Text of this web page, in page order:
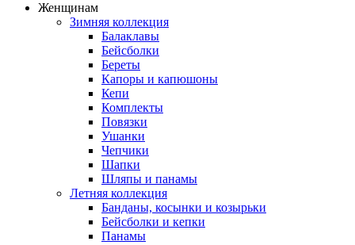
Женщинам
Зимняя коллекция
Балаклавы
Бейсболки
Береты
Капоры и капюшоны
Кепи
Комплекты
Повязки
Ушанки
Чепчики
Шапки
Шляпы и панамы
Летняя коллекция
Банданы, косынки и козырьки
Бейсболки и кепки
Панамы